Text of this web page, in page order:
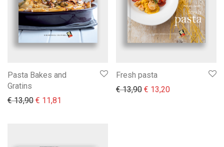
Pasta Bakes and
Gratins
€13,90 Il prezzo originale era: € 13,90.
€ 11,81
Fresh pasta
€13,90 Il prezzo originale era:
€ 13,20Il prezzo